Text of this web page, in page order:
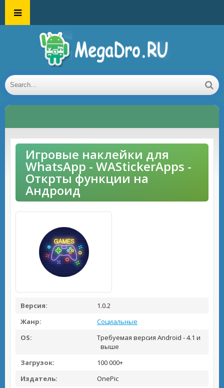
Игровые наклейки для
WhatsApp - WAStickerApps -
Открты функции на
Андроид
Версия:
1.0.2
Жанр:
Социальные
OS:
Требуемая версия Android - 4.1 и
выше
Загрузок:
100 000+
Издатель:
OnePic